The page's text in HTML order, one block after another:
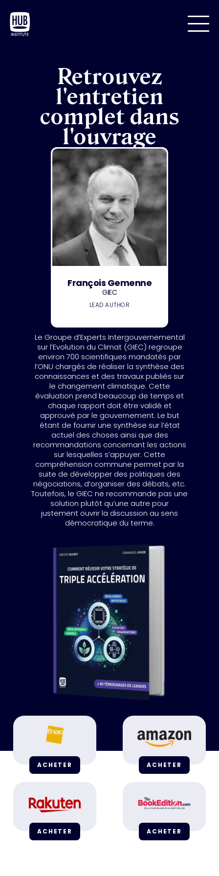
Retrouvez
l'entretien
complet dans
l'ouvrage
François Gemenne
GIEC
LEAD AUTHOR
Le Groupe d’Experts Intergouvernemental
sur l’Evolution du Climat (GIEC) regroupe
environ 700 scientifiques mandatés par
l’ONU chargés de réaliser la synthèse des
connaissances et des travaux publiés sur
le changement climatique. Cette
évaluation prend beaucoup de temps et
chaque rapport doit être validé et
approuvé par le gouvernement. Le but
étant de fournir une synthèse sur l’état
actuel des choses ainsi que des
recommandations concernant les actions
sur lesquelles s’appuyer. Cette
compréhension commune permet par la
suite de développer des politiques des
négociations, d’organiser des débats, etc.
Toutefois, le GIEC ne recommande pas une
solution plutôt qu’une autre pour
justement ouvrir la discussion au sens
démocratique du terme.
ACHETER ACHETER
ACHETER ACHETER